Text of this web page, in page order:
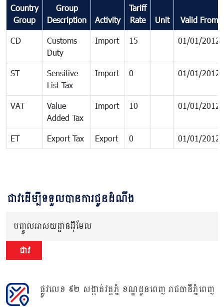
Country
Group
Group
Description
Activity
Tariff
Rate
Unit Valid From
CD
Customs
Duty
Import 15 01/01/2012
ST
Sensitive
List Tax
Import 0 01/01/2012
VAT
Value
Added Tax
Import 10 01/01/2012
ET Export Tax Export 0 01/01/2012
ជាវដើម្បីទទួលបានការជូនដំណឹង
បញ្ចូលអាសយដ្ឋានអ៊ីមែល
ជាវ
ផ្លូវលេខ ៩២ សង្កាត់វត្តភ្នំ ខណ្ឌដូនពេញ រាជធានីភ្នំពេញ